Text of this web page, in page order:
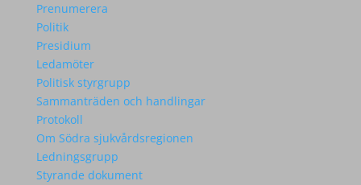
Prenumerera
Politik
Presidium
Ledamöter
Politisk styrgrupp
Sammanträden och handlingar
Protokoll
Om Södra sjukvårdsregionen
Ledningsgrupp
Styrande dokument